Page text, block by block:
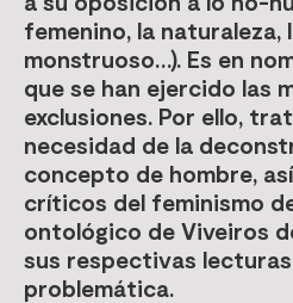
femenino, la naturaleza,
monstruoso…). Es en
que se han ejercido las
exclusiones. Por ello,
necesidad de la
concepto de hombre,
críticos del feminismo
ontológico de Viveiros
sus respectivas
problemática.